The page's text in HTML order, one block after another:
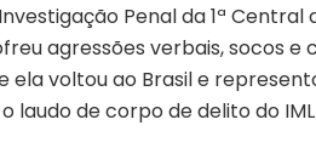
Penal da 1ª Central
agressões verbais, socos
ela voltou ao Brasil e
laudo de corpo de delito do